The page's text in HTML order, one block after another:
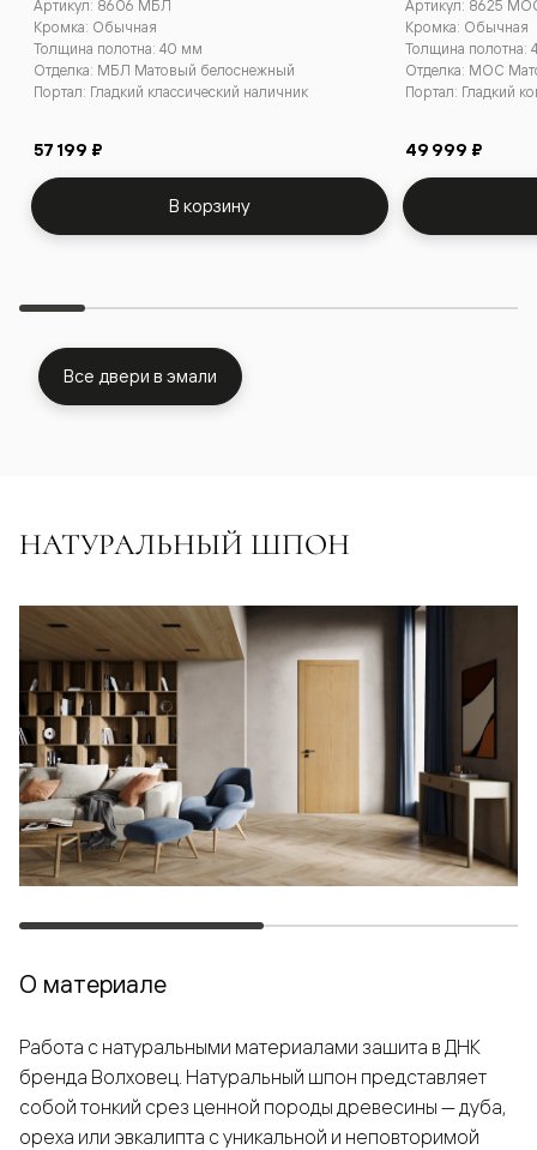
Артикул: 8606 МБЛ
Кромка: Обычная
Толщина полотна: 40 мм
Отделка: МБЛ Матовый белоснежный
Портал: Гладкий классический наличник
57 199 ₽
В корзину
Артикул: 8625
Кромка: Обычная
Толщина полотна:
Отделка: МОС
Портал: Гладкий
49 999 ₽
Все двери в эмали
НАТУРАЛЬНЫЙ ШПОН
О материале
Работа с натуральными материалами зашита в ДНК
бренда Волховец. Натуральный шпон представляет
собой тонкий срез ценной породы древесины — дуба,
ореха или эвкалипта с уникальной и неповторимой